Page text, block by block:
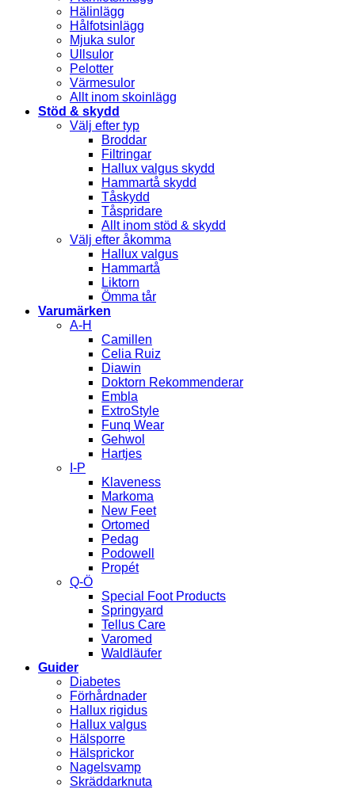
Hälinlägg
Hålfotsinlägg
Mjuka sulor
Ullsulor
Pelotter
Värmesulor
Allt inom skoinlägg
Stöd & skydd
Välj efter typ
Broddar
Filtringar
Hallux valgus skydd
Hammartå skydd
Tåskydd
Tåspridare
Allt inom stöd & skydd
Välj efter åkomma
Hallux valgus
Hammartå
Liktorn
Ömma tår
Varumärken
A-H
Camillen
Celia Ruiz
Diawin
Doktorn Rekommenderar
Embla
ExtroStyle
Funq Wear
Gehwol
Hartjes
I-P
Klaveness
Markoma
New Feet
Ortomed
Pedag
Podowell
Propét
Q-Ö
Special Foot Products
Springyard
Tellus Care
Varomed
Waldläufer
Guider
Diabetes
Förhårdnader
Hallux rigidus
Hallux valgus
Hälsporre
Hälsprickor
Nagelsvamp
Skräddarknuta